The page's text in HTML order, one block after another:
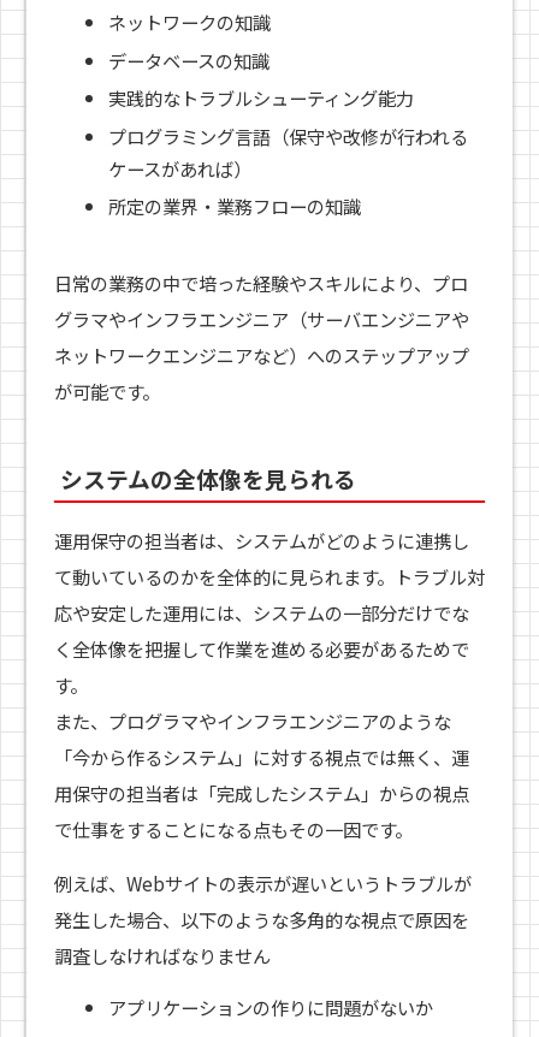
ネットワークの知識
データベースの知識
実践的なトラブルシューティング能力
プログラミング言語（保守や改修が行われる
ケースがあれば）
所定の業界・業務フローの知識
日常の業務の中で培った経験やスキルにより、プロ
グラマやインフラエンジニア（サーバエンジニアや
ネットワークエンジニアなど）へのステップアップ
が可能です。
システムの全体像を見られる
運用保守の担当者は、システムがどのように連携し
て動いているのかを全体的に見られます。トラブル対
応や安定した運用には、システムの一部分だけでな
く全体像を把握して作業を進める必要があるためで
す。
また、プログラマやインフラエンジニアのような
「今から作るシステム」に対する視点では無く、運
用保守の担当者は「完成したシステム」からの視点
で仕事をすることになる点もその一因です。
例えば、Webサイトの表示が遅いというトラブルが
発生した場合、以下のような多角的な視点で原因を
調査しなければなりません
アプリケーションの作りに問題がないか